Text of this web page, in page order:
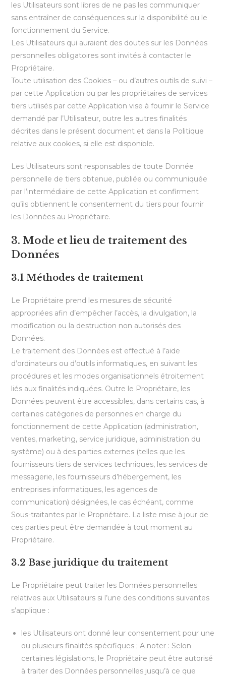
les Utilisateurs sont libres de ne pas les communiquer
sans entraîner de conséquences sur la disponibilité ou le
fonctionnement du Service.
Les Utilisateurs qui auraient des doutes sur les Données
personnelles obligatoires sont invités à contacter le
Propriétaire.
Toute utilisation des Cookies – ou d’autres outils de suivi –
par cette Application ou par les propriétaires de services
tiers utilisés par cette Application vise à fournir le Service
demandé par l’Utilisateur, outre les autres finalités
décrites dans le présent document et dans la Politique
relative aux cookies, si elle est disponible.
Les Utilisateurs sont responsables de toute Donnée
personnelle de tiers obtenue, publiée ou communiquée
par l’intermédiaire de cette Application et confirment
qu’ils obtiennent le consentement du tiers pour fournir
les Données au Propriétaire.
3. Mode et lieu de traitement des
Données
3.1 Méthodes de traitement
Le Propriétaire prend les mesures de sécurité
appropriées afin d’empêcher l’accès, la divulgation, la
modification ou la destruction non autorisés des
Données.
Le traitement des Données est effectué à l’aide
d’ordinateurs ou d’outils informatiques, en suivant les
procédures et les modes organisationnels étroitement
liés aux finalités indiquées. Outre le Propriétaire, les
Données peuvent être accessibles, dans certains cas, à
certaines catégories de personnes en charge du
fonctionnement de cette Application (administration,
ventes, marketing, service juridique, administration du
système) ou à des parties externes (telles que les
fournisseurs tiers de services techniques, les services de
messagerie, les fournisseurs d’hébergement, les
entreprises informatiques, les agences de
communication) désignées, le cas échéant, comme
Sous-traitantes par le Propriétaire. La liste mise à jour de
ces parties peut être demandée à tout moment au
Propriétaire.
3.2 Base juridique du traitement
Le Propriétaire peut traiter les Données personnelles
relatives aux Utilisateurs si l’une des conditions suivantes
s’applique :
les Utilisateurs ont donné leur consentement pour une
ou plusieurs finalités spécifiques ; A noter : Selon
certaines législations, le Propriétaire peut être autorisé
à traiter des Données personnelles jusqu’à ce que